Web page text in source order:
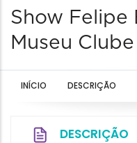
Show Felipe
Museu
INÍCIO DESCRIÇÃO
DESCRIÇÃO